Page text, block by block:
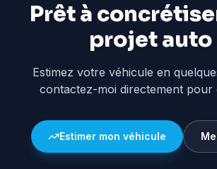
Prêt à
projet auto
Estimez votre véhicule en
contactez-moi directement pour
Estimer mon véhicule